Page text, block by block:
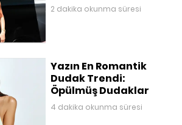
2 dakika okunma süresi
Yazın En Romantik
Dudak Trendi:
Öpülmüş Dudaklar
4 dakika okunma süresi